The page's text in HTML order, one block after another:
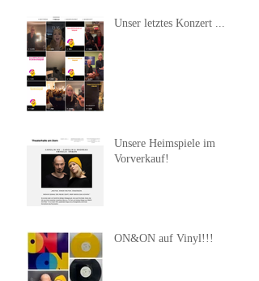
Unser letztes Konzert ...
Unsere Heimspiele im
Vorverkauf!
ON&ON auf Vinyl!!!